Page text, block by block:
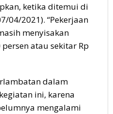
ketika ditemui di
04/2021). “Pekerjaan
menyisakan
atau sekitar Rp
dalam
ini, karena
mengalami